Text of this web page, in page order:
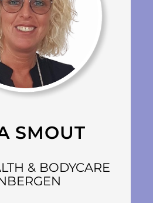
SMOUT
& BODYCARE